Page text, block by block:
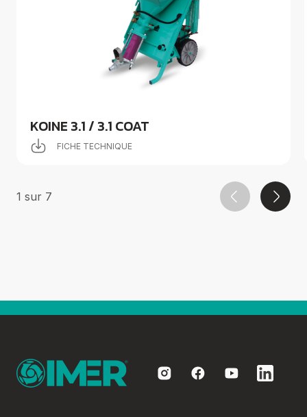
KOINE 3.1 / 3.1 COAT
FICHE TECHNIQUE
1 sur 7